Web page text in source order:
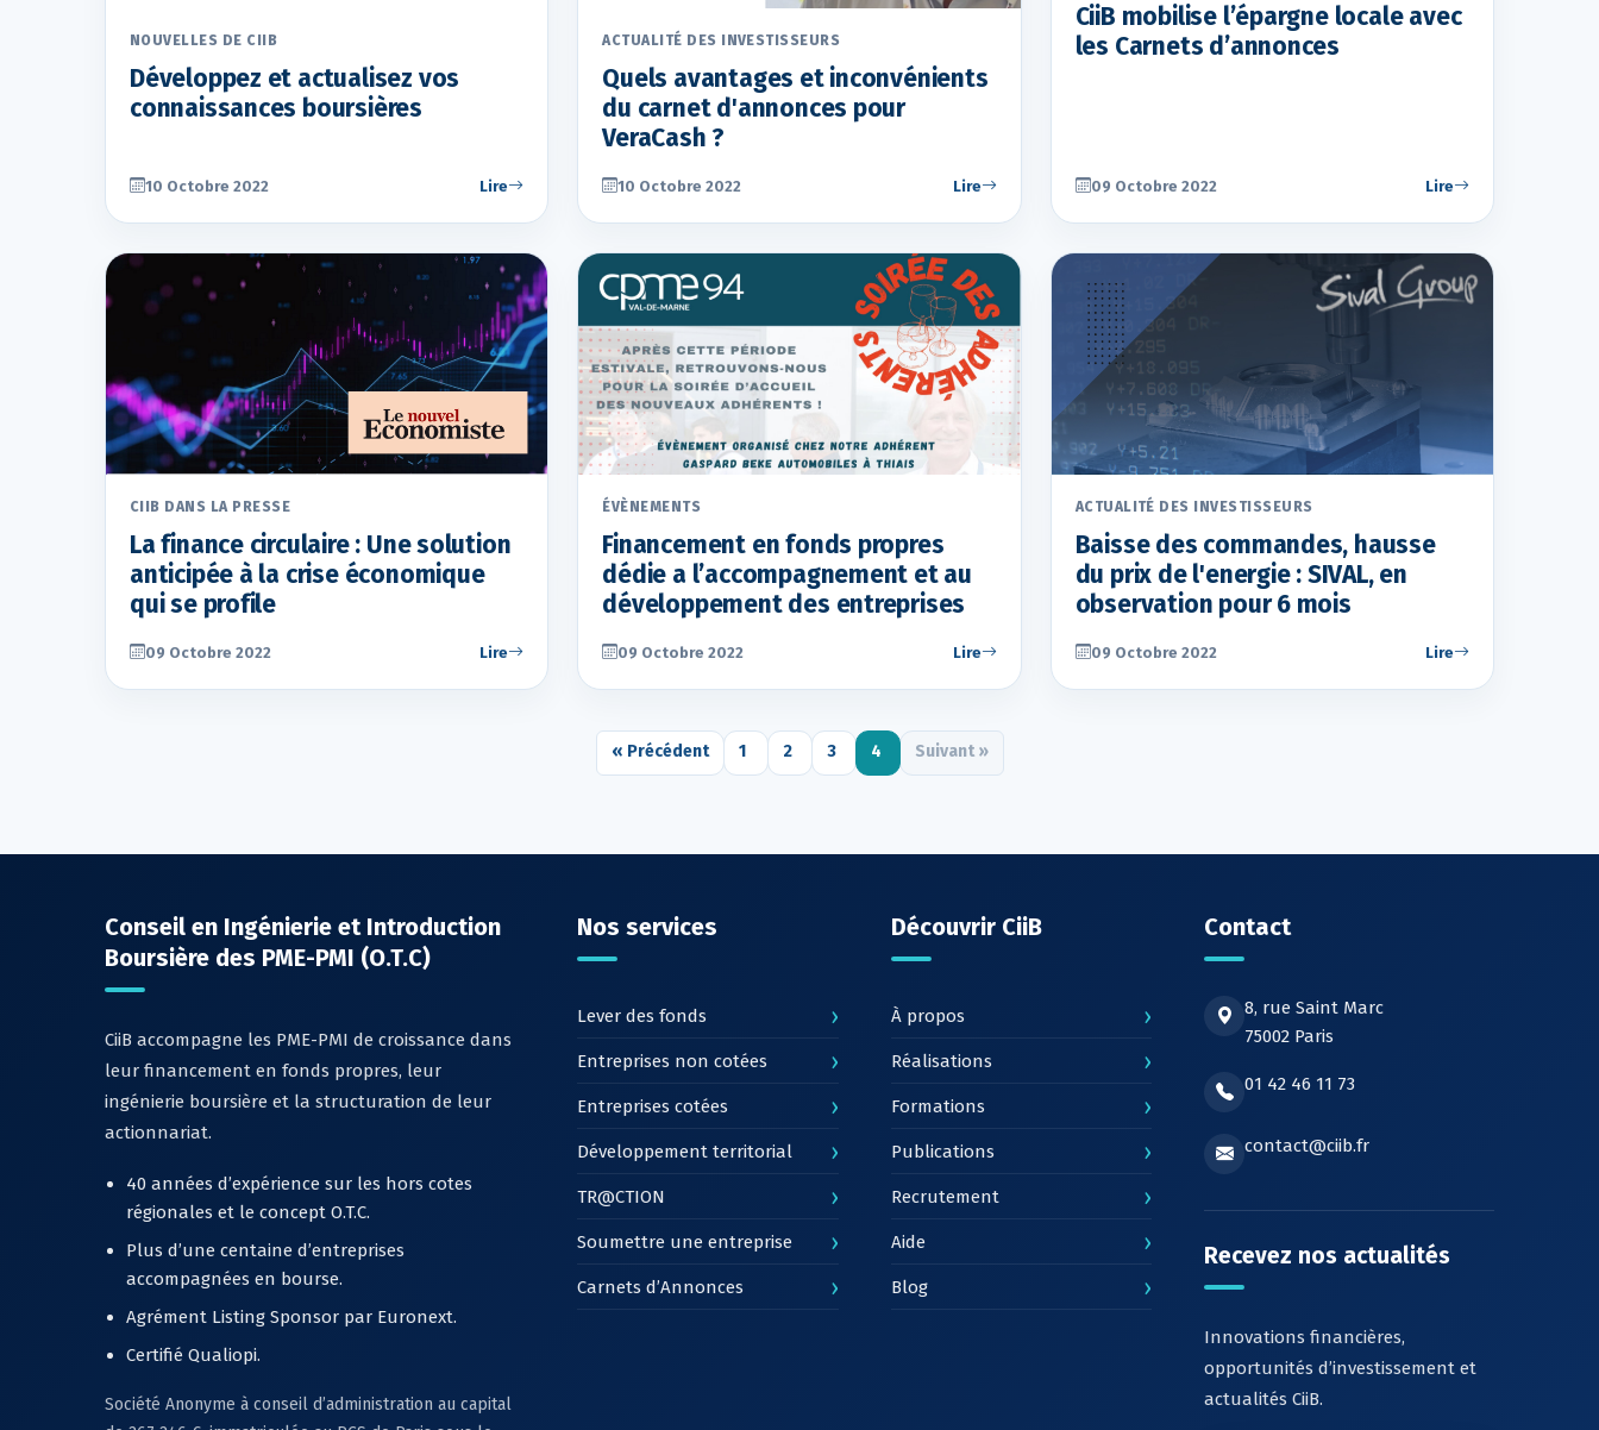
NOUVELLES DE CIIB
Développez et actualisez vos
connaissances boursières
10 Octobre 2022 Lire
ACTUALITÉ DES INVESTISSEURS
Quels avantages et inconvénients
du carnet d'annonces pour
VeraCash ?
10 Octobre 2022 Lire
CiiB mobilise l’épargne locale avec
les Carnets d’annonces
09 Octobre 2022 Lire
CIIB DANS LA PRESSE
La finance circulaire : Une solution
anticipée à la crise économique
qui se profile
09 Octobre 2022 Lire
ÉVÈNEMENTS
Financement en fonds propres
dédie a l’accompagnement et au
développement des entreprises
09 Octobre 2022 Lire
ACTUALITÉ DES INVESTISSEURS
Baisse des commandes, hausse
du prix de l'energie : SIVAL, en
observation pour 6 mois
09 Octobre 2022 Lire
« Précédent 1 2 3 4 Suivant »
Conseil en Ingénierie et Introduction
Boursière des PME-PMI (O.T.C)
CiiB accompagne les PME-PMI de croissance dans
leur financement en fonds propres, leur
ingénierie boursière et la structuration de leur
actionnariat.
40 années d’expérience sur les hors cotes
régionales et le concept O.T.C.
Plus d’une centaine d’entreprises
accompagnées en bourse.
Agrément Listing Sponsor par Euronext.
Certifié Qualiopi.
Société Anonyme à conseil d’administration au capital
Nos services
Lever des fonds ›
Entreprises non cotées ›
Entreprises cotées ›
Développement territorial ›
TR@CTION ›
Soumettre une entreprise ›
Carnets d’Annonces ›
Découvrir CiiB
À propos ›
Réalisations ›
Formations ›
Publications ›
Recrutement ›
Aide ›
Blog ›
Contact
8, rue Saint Marc
75002 Paris
01 42 46 11 73
contact@ciib.fr
Recevez nos actualités
Innovations financières,
opportunités d’investissement et
actualités CiiB.